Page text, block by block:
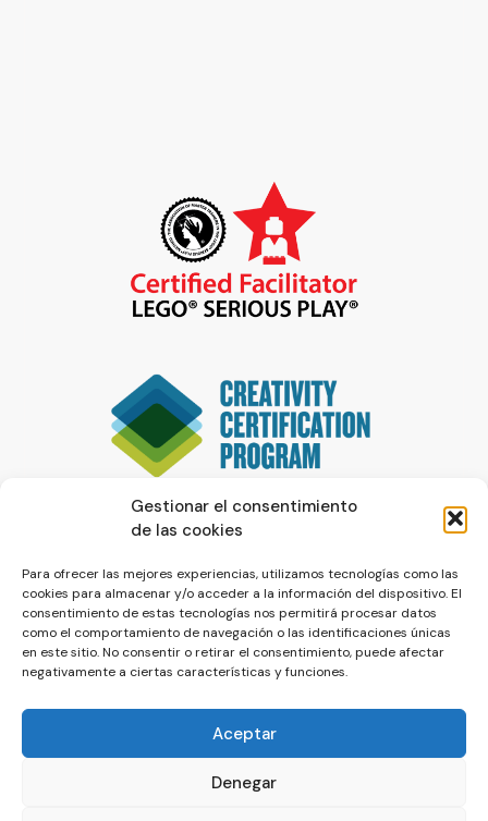
Gestionar el consentimiento
de las cookies
Para ofrecer las mejores experiencias, utilizamos tecnologías como las
cookies para almacenar y/o acceder a la información del dispositivo. El
consentimiento de estas tecnologías nos permitirá procesar datos
como el comportamiento de navegación o las identificaciones únicas
en este sitio. No consentir o retirar el consentimiento, puede afectar
negativamente a ciertas características y funciones.
Aceptar
Denegar